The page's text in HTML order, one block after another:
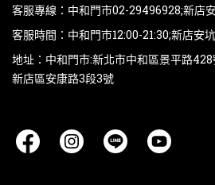
客服專線：中和門市02-29496928;新店
客服時間：中和門市12:00-21:30;新店安
地址：中和門市:新北市中和區景平路
新店區安康路3段3號